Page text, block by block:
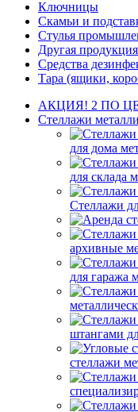
Ключницы
Скамьи и
Стулья
Другая продукция
Средства
Тара (ящики,
АКЦИЯ! 2 ПО
Стеллажи
для дома
для склада
Стеллажи
архивные
для гаража
штангами
стеллажи